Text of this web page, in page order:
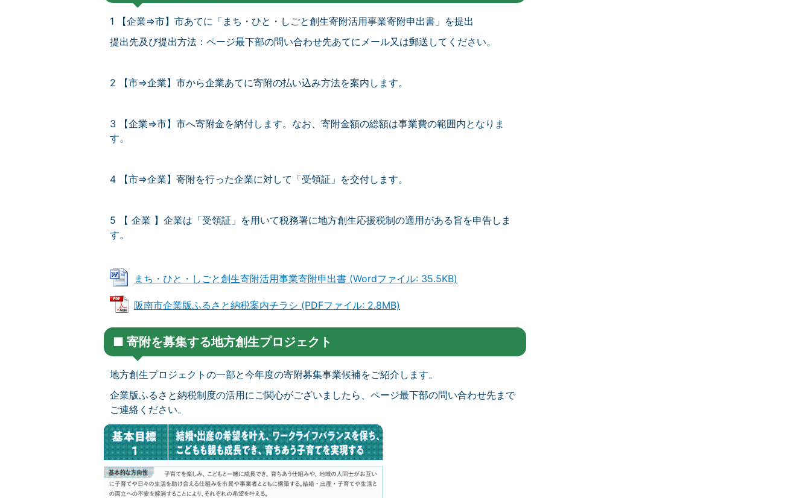
1 【企業⇒市】市あてに「まち・ひと・しごと創生寄附活用事業寄附申出書」を提出
提出先及び提出方法：ページ最下部の問い合わせ先あてにメール又は郵送してください。
2 【市⇒企業】市から企業あてに寄附の払い込み方法を案内します。
3 【企業⇒市】市へ寄附金を納付します。なお、寄附金額の総額は事業費の範囲内となりま
す。
4 【市⇒企業】寄附を行った企業に対して「受領証」を交付します。
5 【 企業 】企業は「受領証」を用いて税務署に地方創生応援税制の適用がある旨を申告しま
す。
まち・ひと・しごと創生寄附活用事業寄附申出書 (Wordファイル: 35.5KB)
阪南市企業版ふるさと納税案内チラシ (PDFファイル: 2.8MB)
■ 寄附を募集する地方創生プロジェクト
地方創生プロジェクトの一部と今年度の寄附募集事業候補をご紹介します。
企業版ふるさと納税制度の活用にご関心がございましたら、ページ最下部の問い合わせ先まで
ご連絡ください。